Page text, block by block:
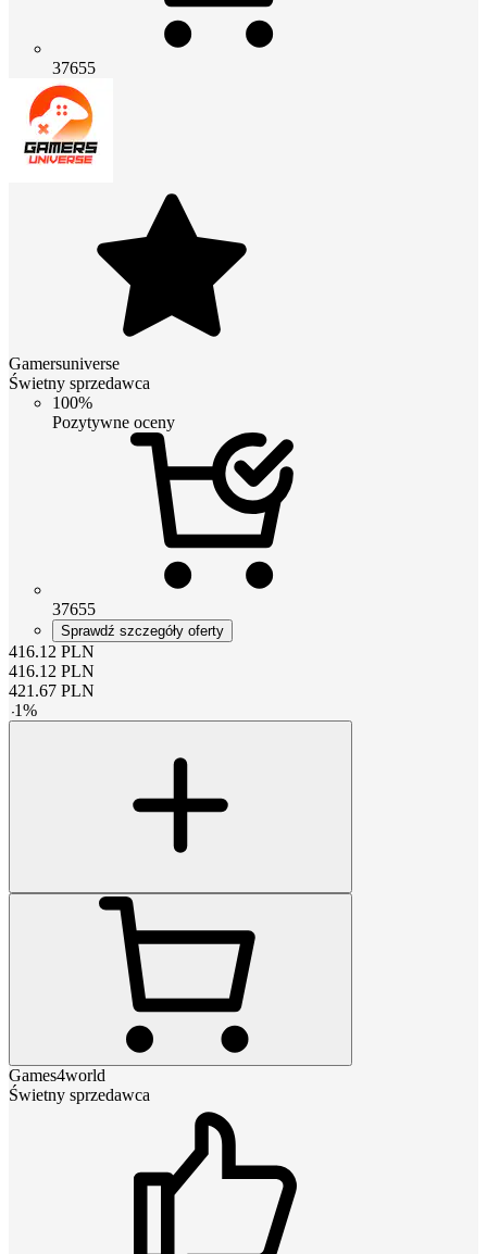
37655
Gamersuniverse
Świetny sprzedawca
100%
Pozytywne oceny
37655
Sprawdź szczegóły oferty
416.12 PLN
416.12 PLN
421.67 PLN
-1%
Games4world
Świetny sprzedawca